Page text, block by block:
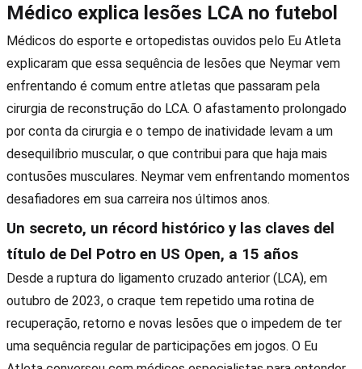
Médico explica lesões LCA no futebol
Médicos do esporte e ortopedistas ouvidos pelo Eu Atleta
explicaram que essa sequência de lesões que Neymar vem
enfrentando é comum entre atletas que passaram pela
cirurgia de reconstrução do LCA. O afastamento prolongado
por conta da cirurgia e o tempo de inatividade levam a um
desequilíbrio muscular, o que contribui para que haja mais
contusões musculares. Neymar vem enfrentando momentos
desafiadores em sua carreira nos últimos anos.
Un secreto, un récord histórico y las claves del
título de Del Potro en US Open, a 15 años
Desde a ruptura do ligamento cruzado anterior (LCA), em
outubro de 2023, o craque tem repetido uma rotina de
recuperação, retorno e novas lesões que o impedem de ter
uma sequência regular de participações em jogos. O Eu